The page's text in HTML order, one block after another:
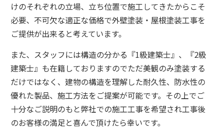
けのそれぞれの立場、立ち位置で施工してきたからこそ
必要、不可欠な適正な価格で外壁塗装・屋根塗装工事を
ご提供が出来ると考えています。
また、スタッフには構造の分かる『1級建築士』、『2級
建築士』も在籍しておりますのでただ美観のみ塗装する
だけではなく、建物の構造を理解した耐久性、防水性の
優れた製品、施工方法をご提案が可能です。 その上でご
十分なご説明のもと弊社での施工工事を希望され工事後
のお客様の満足と喜んで頂けたら幸いです。